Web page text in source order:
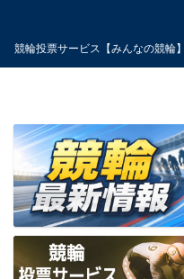
競輪投票サービス【みんなの競輪